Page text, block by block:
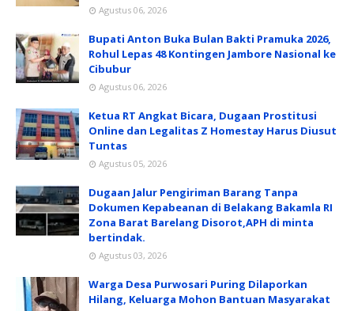
Agustus 06, 2026
Bupati Anton Buka Bulan Bakti Pramuka 2026,
Rohul Lepas 48 Kontingen Jambore Nasional ke
Cibubur
Agustus 06, 2026
Ketua RT Angkat Bicara, Dugaan Prostitusi
Online dan Legalitas Z Homestay Harus Diusut
Tuntas
Agustus 05, 2026
Dugaan Jalur Pengiriman Barang Tanpa
Dokumen Kepabeanan di Belakang Bakamla RI
Zona Barat Barelang Disorot,APH di minta
bertindak.
Agustus 03, 2026
Warga Desa Purwosari Puring Dilaporkan
Hilang, Keluarga Mohon Bantuan Masyarakat